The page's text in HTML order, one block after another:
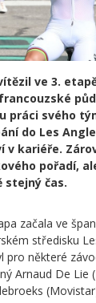
ve 3.
práci svého
do Les
v kariéře.
pořadí,
stejný čas.
začala ve
středisku
pro některé
Arnaud De